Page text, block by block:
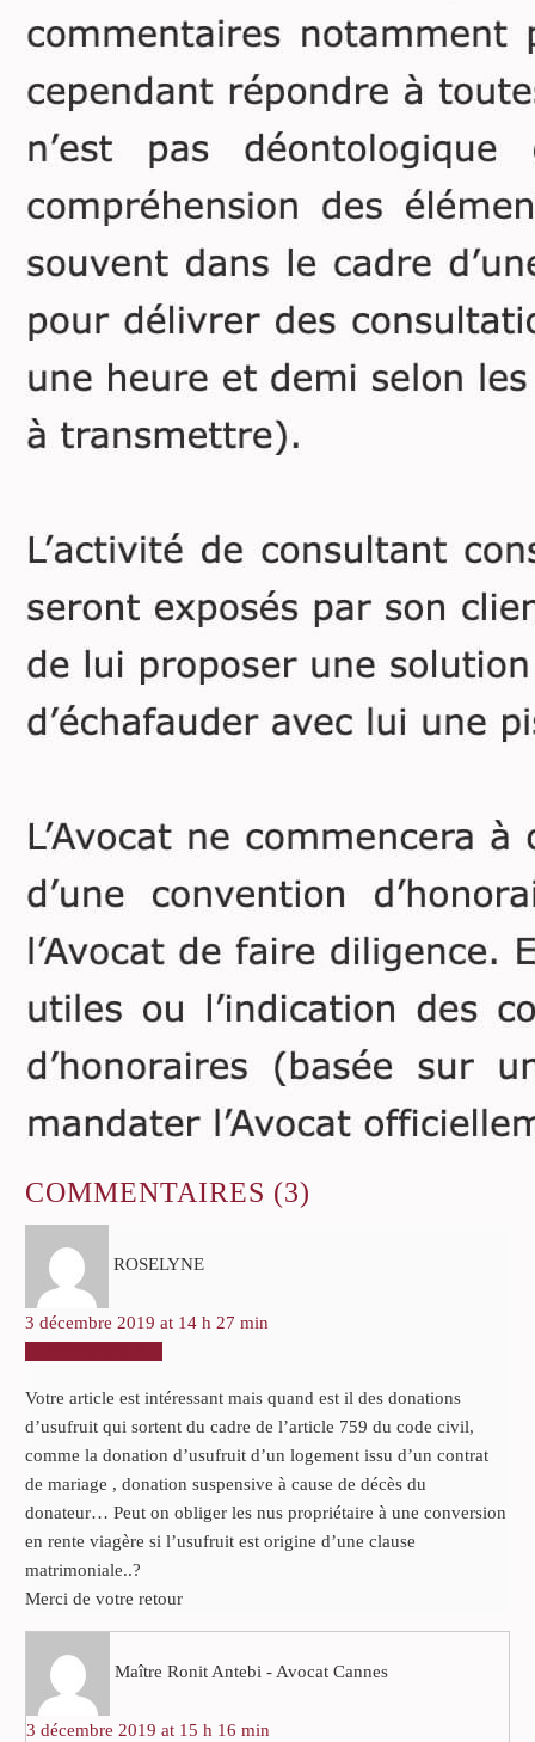
COMMENTAIRES (3)
ROSELYNE
3 décembre 2019 at 14 h 27 min
Votre article est intéressant mais quand est il des donations
d’usufruit qui sortent du cadre de l’article 759 du code civil,
comme la donation d’usufruit d’un logement issu d’un contrat
de mariage , donation suspensive à cause de décès du
donateur… Peut on obliger les nus propriétaire à une conversion
en rente viagère si l’usufruit est origine d’une clause
matrimoniale..?
Merci de votre retour
Maître Ronit Antebi - Avocat Cannes
3 décembre 2019 at 15 h 16 min